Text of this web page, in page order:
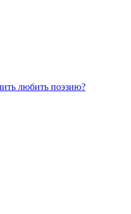
любить поэзию?